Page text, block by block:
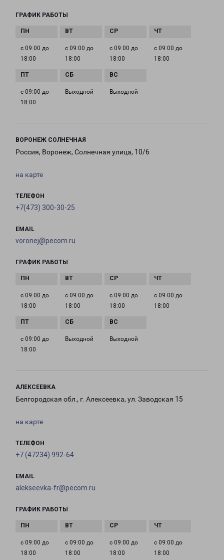
ГРАФИК РАБОТЫ
с 09:00 до
18:00
с 09:00 до
18:00
с 09:00 до
18:00
с 09:00 до
18:00
с 09:00 до
18:00
Выходной Выходной
ВОРОНЕЖ СОЛНЕЧНАЯ
Россия, Воронеж, Солнечная улица, 10/6
на карте
ТЕЛЕФОН
+7(473) 300-30-25
EMAIL
voronej@pecom.ru
ГРАФИК РАБОТЫ
с 09:00 до
18:00
с 09:00 до
18:00
с 09:00 до
18:00
с 09:00 до
18:00
с 09:00 до
18:00
Выходной Выходной
АЛЕКСЕЕВКА
Белгородская обл., г. Алексеевка, ул. Заводская 15
на карте
ТЕЛЕФОН
+7 (47234) 992-64
EMAIL
alekseevka-fr@pecom.ru
ГРАФИК РАБОТЫ
с 09:00 до
18:00
с 09:00 до
18:00
с 09:00 до
18:00
с 09:00 до
18:00